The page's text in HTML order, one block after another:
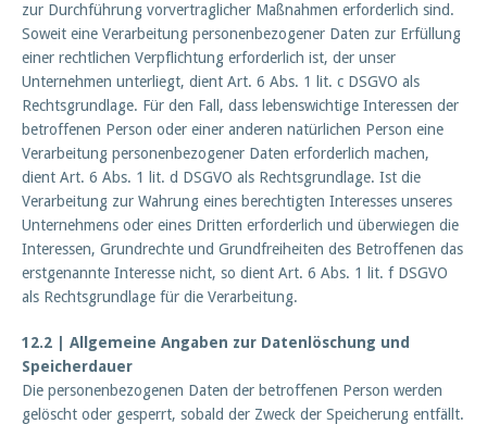
zur Durchführung vorvertraglicher Maßnahmen erforderlich sind.
Soweit eine Verarbeitung personenbezogener Daten zur Erfüllung
einer rechtlichen Verpflichtung erforderlich ist, der unser
Unternehmen unterliegt, dient Art. 6 Abs. 1 lit. c DSGVO als
Rechtsgrundlage. Für den Fall, dass lebenswichtige Interessen der
betroffenen Person oder einer anderen natürlichen Person eine
Verarbeitung personenbezogener Daten erforderlich machen,
dient Art. 6 Abs. 1 lit. d DSGVO als Rechtsgrundlage. Ist die
Verarbeitung zur Wahrung eines berechtigten Interesses unseres
Unternehmens oder eines Dritten erforderlich und überwiegen die
Interessen, Grundrechte und Grundfreiheiten des Betroffenen das
erstgenannte Interesse nicht, so dient Art. 6 Abs. 1 lit. f DSGVO
als Rechtsgrundlage für die Verarbeitung.
12.2 | Allgemeine Angaben zur Datenlöschung und
Speicherdauer
Die personenbezogenen Daten der betroffenen Person werden
gelöscht oder gesperrt, sobald der Zweck der Speicherung entfällt.